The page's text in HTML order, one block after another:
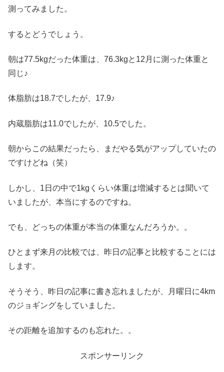
測ってみました。
するとどうでしょう。
朝は77.5kgだった体重は、76.3kgと12月に測った体重と
同じ♪
体脂肪は18.7でしたが、17.9♪
内蔵脂肪は11.0でしたが、10.5でした。
朝からこの結果だったら、まだやる気がアップしていたの
ですけどね（笑）
しかし、1日の中で1kgくらい体重は増減するとは聞いて
いましたが、本当にするのですね。
でも、どっちの体重が本当の体重なんだろうか。。
ひとまず来月の比較では、昨日の記事と比較することには
します。
そうそう、昨日の記事に書き忘れましたが、月曜日に4km
のジョギングをしていました。
その距離を追加するのも忘れた。。
スポンサーリンク